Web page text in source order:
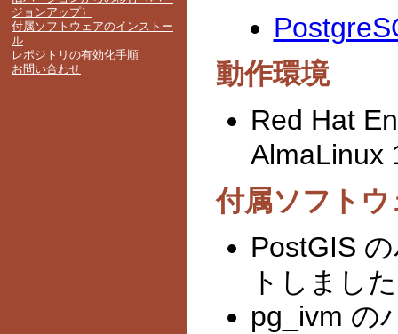
動作環境
Red Hat
AlmaLinux
付属ソフトウ
PostGIS
トしまし
pg_ivm の